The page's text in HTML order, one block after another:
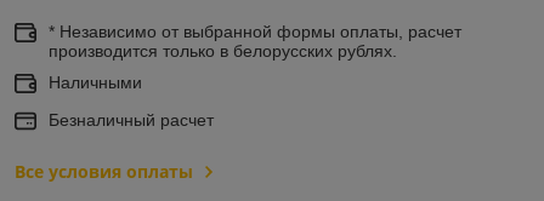
* Независимо от выбранной формы оплаты, расчет
производится только в белорусских рублях.
Наличными
Безналичный расчет
Все условия оплаты